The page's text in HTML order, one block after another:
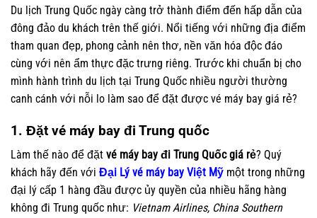
Du lịch Trung Quốc ngày càng trở thành điểm đến hấp dẫn của
đông đảo du khách trên thế giới. Nổi tiếng với những địa điểm
tham quan đẹp, phong cảnh nên thơ, nền văn hóa độc đáo
cùng với nên ẩm thực đặc trưng riêng. Trước khi chuẩn bị cho
mình hành trình du lịch tại Trung Quốc nhiều người thường
canh cánh với nỗi lo làm sao để đặt được vé máy bay giá rẻ?
1. Đặt vé máy bay đi Trung quốc
Làm thế nào để đặt vé máy bay đi Trung Quốc giá rẻ? Quý
khách hãy đến với Đại Lý vé máy bay Việt Mỹ một trong những
đại lý cấp 1 hàng đầu được ủy quyền của nhiều hãng hàng
không đi Trung quốc như: Vietnam Airlines, China Southern